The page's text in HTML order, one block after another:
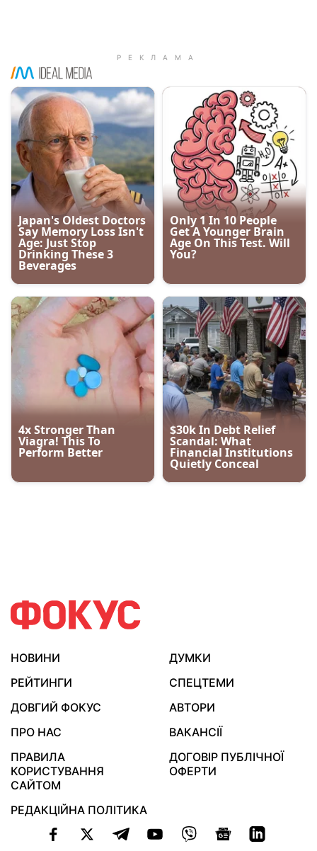
НОВИНИ
ДУМКИ
РЕЙТИНГИ
СПЕЦТЕМИ
ДОВГИЙ ФОКУС
АВТОРИ
ПРО НАС
ВАКАНСІЇ
ПРАВИЛА
КОРИСТУВАННЯ
САЙТОМ
ДОГОВІР ПУБЛІЧНОЇ
ОФЕРТИ
РЕДАКЦІЙНА ПОЛІТИКА